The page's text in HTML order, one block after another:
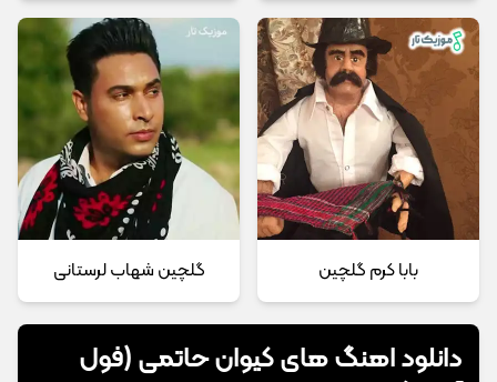
بابا کرم گلچین گلچین شهاب لرستانی
دانلود اهنگ های کیوان حاتمی (فول